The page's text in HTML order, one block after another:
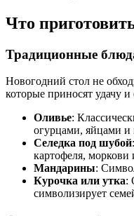
Что
Традиционные
Новогодний стол не
которые приносят удачу и
Оливье:
огурцами, яйцами и
Селедка под шубой
картофеля, моркови
Мандарины:
Курочка или утка:
символизирует